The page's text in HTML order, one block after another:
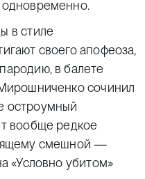
одновременно.
в стиле
своего апофеоза,
в балете
сочинил
остроумный
вообще редкое
смешной —
«Условно убитом»